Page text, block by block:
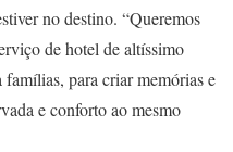
no destino. “Queremos
de hotel de altíssimo
para criar memórias e
e conforto ao mesmo